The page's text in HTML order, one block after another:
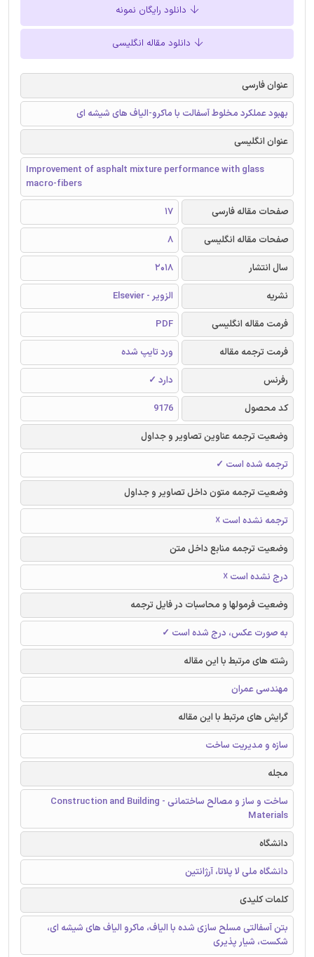
دانلود رایگان نمونه
دانلود مقاله انگلیسی
عنوان فارسی
بهبود عملکرد مخلوط آسفالت با ماکرو-الیاف های شیشه ای
عنوان انگلیسی
Improvement of asphalt mixture performance with glass
macro-fibers
صفحات مقاله فارسی
17
صفحات مقاله انگلیسی
8
سال انتشار
2018
نشریه
الزویر - Elsevier
فرمت مقاله انگلیسی
PDF
فرمت ترجمه مقاله
ورد تایپ شده
رفرنس
دارد ✓
کد محصول
9176
وضعیت ترجمه عناوین تصاویر و جداول
ترجمه شده است ✓
وضعیت ترجمه متون داخل تصاویر و جداول
ترجمه نشده است ☓
وضعیت ترجمه منابع داخل متن
درج نشده است ☓
وضعیت فرمولها و محاسبات در فایل ترجمه
به صورت عکس، درج شده است ✓
رشته های مرتبط با این مقاله
مهندسی عمران
گرایش های مرتبط با این مقاله
سازه و مدیریت ساخت
مجله
ساخت و ساز و مصالح ساختمانی - Construction and Building
Materials
دانشگاه
دانشگاه ملی لا پلاتا، آرژانتین
کلمات کلیدی
بتن آسفالتی مسلح سازی شده با الیاف، ماکرو الیاف های شیشه ای،
شکست، شیار پذیری